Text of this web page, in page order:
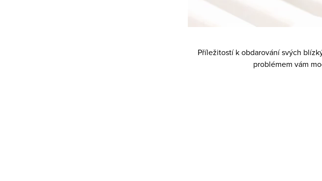
Příležitostí k obdarování svých
problémem vám